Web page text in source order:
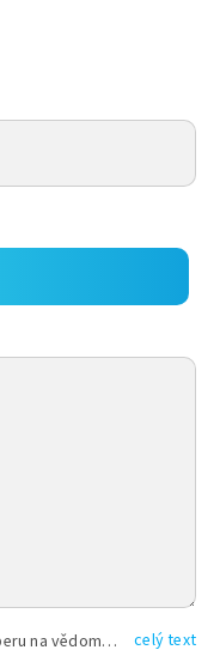
Vyplněním shora uvedených údajů beru na vědomí, že společnost TEXT FACTORY s.r.o., sídlem Brno, Durďákova 336/29, Černá Pole, PSČ: 613 00, IČ: 06157831, zapsané u Krajského soudu v Brně, oddíl C, vložka 100399, bude zpracovávat mé osobní údaje uvedené v rámci mnou vyplněného registračního formuláře na základě oprávněných zájmů TEXT FACTORY s.r.o. dle čl. 6 odst. 1 písm. f) GDPR a pro splnění právních povinností (čl. 6 odst. 1 písm. c) GDPR), a to pro tyto účely: nezbytnost zajistit oprávnění návštěvníka webových stránek provozovaných společností TEXT FACTORY s.r.o. přispívat aktivně ke zveřejněným článkům nebo v rámci diskusních fór a výkon práv TEXT FACTORY s.r.o. jako administrátora těchto diskusních fór. Více informací o zpracování osobních údajů a právech lze nalézt v celý text